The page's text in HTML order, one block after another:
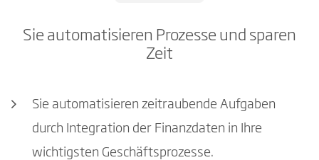
Sie automatisieren Prozesse und sparen
Zeit
Sie automatisieren zeitraubende Aufgaben
durch Integration der Finanzdaten in Ihre
wichtigsten Geschäftsprozesse.